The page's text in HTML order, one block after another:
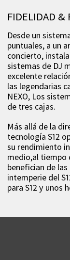
FIDELIDAD &
Desde un
puntuales, a un
concierto,
sistemas de DJ
excelente
las legendarias
NEXO, Los
de tres cajas.
Más allá de la
tecnología S12
su rendimiento
medio,al tiempo
benefician de
intemperie del
para S12 y unos